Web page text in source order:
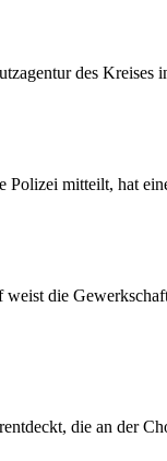
des
mitteilt, hat
die
die an der